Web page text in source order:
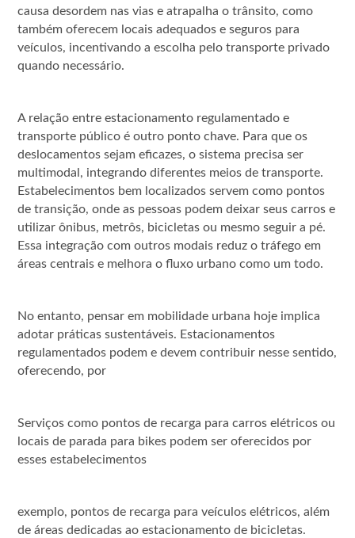
causa desordem nas vias e atrapalha o trânsito, como
também oferecem locais adequados e seguros para
veículos, incentivando a escolha pelo transporte privado
quando necessário.
A relação entre estacionamento regulamentado e
transporte público é outro ponto chave. Para que os
deslocamentos sejam eficazes, o sistema precisa ser
multimodal, integrando diferentes meios de transporte.
Estabelecimentos bem localizados servem como pontos
de transição, onde as pessoas podem deixar seus carros e
utilizar ônibus, metrôs, bicicletas ou mesmo seguir a pé.
Essa integração com outros modais reduz o tráfego em
áreas centrais e melhora o fluxo urbano como um todo.
No entanto, pensar em mobilidade urbana hoje implica
adotar práticas sustentáveis. Estacionamentos
regulamentados podem e devem contribuir nesse sentido,
oferecendo, por
Serviços como pontos de recarga para carros elétricos ou
locais de parada para bikes podem ser oferecidos por
esses estabelecimentos
exemplo, pontos de recarga para veículos elétricos, além
de áreas dedicadas ao estacionamento de bicicletas.